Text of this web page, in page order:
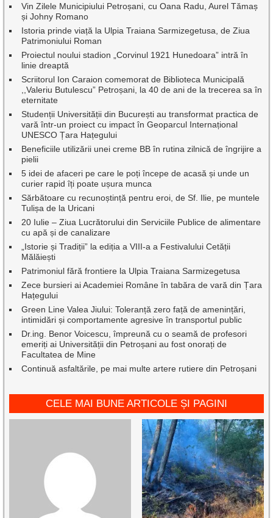
Vin Zilele Municipiului Petroșani, cu Oana Radu, Aurel Tămaș
și Johny Romano
Istoria prinde viață la Ulpia Traiana Sarmizegetusa, de Ziua
Patrimoniului Roman
Proiectul noului stadion „Corvinul 1921 Hunedoara” intră în
linie dreaptă
Scriitorul Ion Caraion comemorat de Biblioteca Municipală
,,Valeriu Butulescu” Petroșani, la 40 de ani de la trecerea sa în
eternitate
Studenții Universității din București au transformat practica de
vară într-un proiect cu impact în Geoparcul Internațional
UNESCO Țara Hațegului
Beneficiile utilizării unei creme BB în rutina zilnică de îngrijire a
pielii
5 idei de afaceri pe care le poți începe de acasă și unde un
curier rapid îți poate ușura munca
Sărbătoare cu recunoștință pentru eroi, de Sf. Ilie, pe muntele
Tulișa de la Uricani
20 Iulie – Ziua Lucrătorului din Serviciile Publice de alimentare
cu apă și de canalizare
„Istorie și Tradiții” la ediția a VIII-a a Festivalului Cetății
Mălăiești
Patrimoniul fără frontiere la Ulpia Traiana Sarmizegetusa
Zece bursieri ai Academiei Române în tabăra de vară din Țara
Hațegului
Green Line Valea Jiului: Toleranță zero față de amenințări,
intimidări și comportamente agresive în transportul public
Dr.ing. Benor Voicescu, împreună cu o seamă de profesori
emeriți ai Universității din Petroșani au fost onorați de
Facultatea de Mine
Continuă asfaltările, pe mai multe artere rutiere din Petroșani
CELE MAI BUNE ARTICOLE ȘI PAGINI